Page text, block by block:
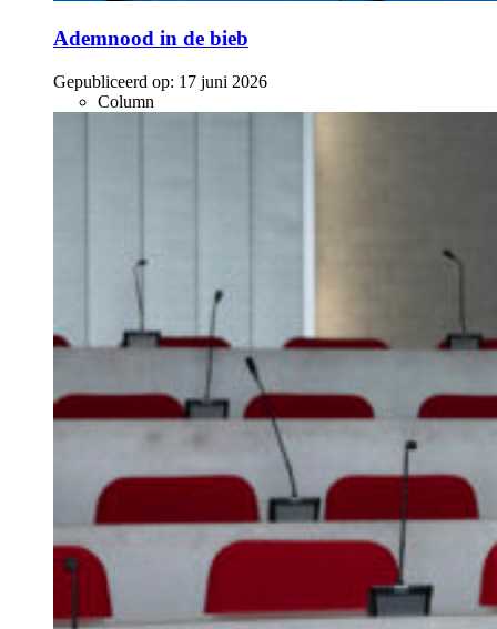
Ademnood in de bieb
Gepubliceerd op: 17 juni 2026
Column